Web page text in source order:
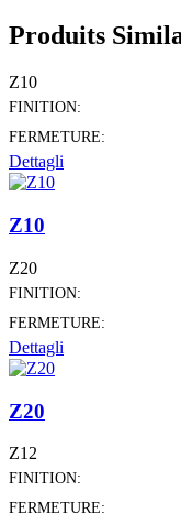
Produits
Z10
FINITION:
FERMETURE:
Dettagli
Z10
Z20
FINITION:
FERMETURE:
Dettagli
Z20
Z12
FINITION:
FERMETURE: